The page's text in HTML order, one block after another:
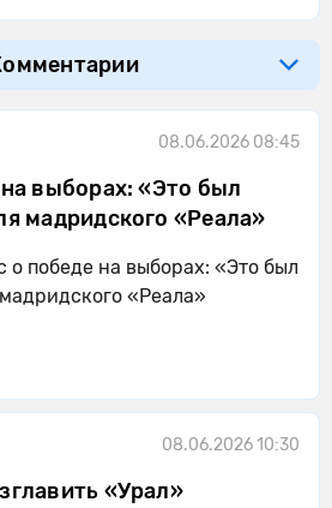
08.06.2026 08:45
выборах: «Это был
мадридского «Реала»
победе на выборах: «Это был
«Реала»
08.06.2026 10:30
«Урал»